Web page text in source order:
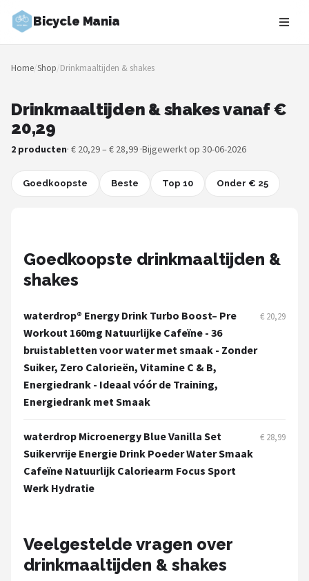
Bicycle Mania
Zoeken
NAVIGATIE
Merken
Fietsroutes
Stadsfietsen
Mountainbikes
Shop
POPULAIRE MERKEN
Basil
Volare
ABUS
New Looxs
Home/Shop/Drinkmaaltijden & shakes
Drinkmaaltijden & shakes vanaf €
20,29
2 producten· € 20,29 – € 28,99 ·Bijgewerkt op 30-06-2026
Goedkoopste Beste Top 10 Onder € 25
Goedkoopste drinkmaaltijden &
shakes
waterdrop® Energy Drink Turbo Boost– Pre
Workout 160mg Natuurlijke Cafeïne - 36
bruistabletten voor water met smaak - Zonder
Suiker, Zero Calorieën, Vitamine C & B,
Energiedrank - Ideaal vóór de Training,
Energiedrank met Smaak
€ 20,29
waterdrop Microenergy Blue Vanilla Set
Suikervrije Energie Drink Poeder Water Smaak
Cafeïne Natuurlijk Caloriearm Focus Sport
Werk Hydratie
€ 28,99
Veelgestelde vragen over
drinkmaaltijden & shakes